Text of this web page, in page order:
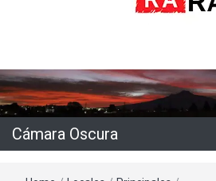
Cámara Oscura